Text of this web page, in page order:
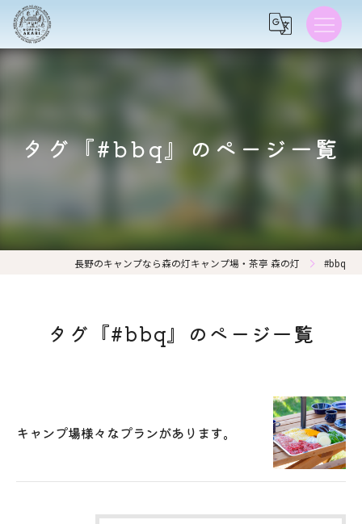
タグ『#bbq』のページ一覧
長野のキャンプなら森の灯キャンプ場・茶亭 森の灯 #bbq
タグ『#bbq』のページ一覧
キャンプ場様々なプランがあります。